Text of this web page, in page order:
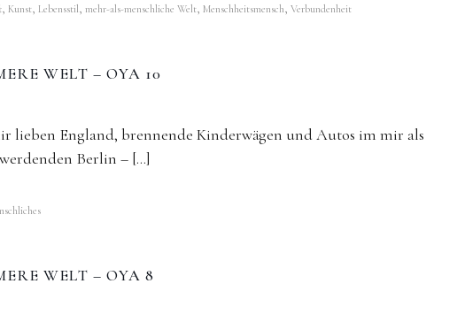
, Kunst, Lebensstil , mehr-als-menschliche Welt, Menschheitsmensch, Verbundenheit
WELT – OYA 10
lieben England, brennende ­Kinderwägen und Autos im mir als
Berlin – […]
WELT – OYA 8